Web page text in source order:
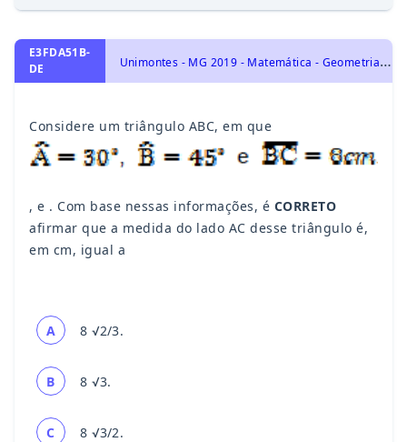
E3FDA51B-
DE
U
nimontes - MG 2019 - Matemática - Geometria Plana, Triângulos
Considere um triângulo ABC, em que
, e . Com base nessas informações, é CORRETO
afirmar que a medida do lado AC desse triângulo é,
em cm, igual a
A 8 √2/3.
B 8 √3.
C 8 √3/2.